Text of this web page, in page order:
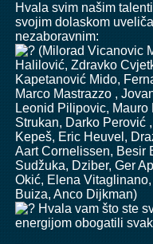
Hvala svim našim
svojim dolaskom
nezaboravnim:
(Milorad Vicanovic
Halilović, Zdravko
Kapetanović Mido,
Marco Mastrazzo ,
Leonid Pilipovic, Mauro
Strukan, Darko Perović
Kepeš, Eric Heuvel ,
Aart Cornelissen, Besir
Sudžuka, Dziber, Ger
Okić, Elena
Buiza, Anco Dijkman)
Hvala vam što ste
energijom obogatili